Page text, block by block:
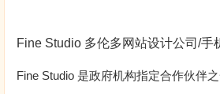
Fine Studio 多伦多网站设计公司/
Fine Studio 是政府机构指定合作伙伴